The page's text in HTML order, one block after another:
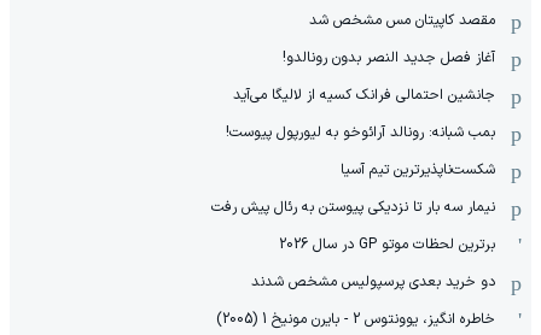
مقصد کاپیتان مس مشخص شد
آغاز فصل جدید النصر بدون رونالدو!
جانشین احتمالی فرانک کسیه از لالیگا می‌آید
بمب شبانه: رونالد آرائوخو به لیورپول پیوست!
شکست‌ناپذیرترین تیم آسیا
نیمار سه بار تا نزدیکی پیوستن به رئال پیش رفت
برترین لحظات موتو GP در سال 2026
دو خرید بعدی پرسپولیس مشخص شدند
خاطره انگیز، یوونتوس 2 - بایرن مونیخ 1 (2005)